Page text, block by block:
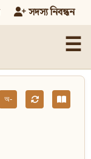
সদস্য নিবন্ধন
☰
অ-